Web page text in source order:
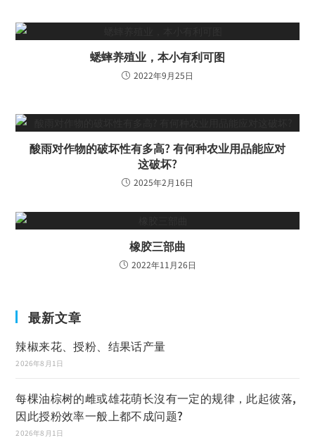
蟋蟀养殖业，本小有利可图
2022年9月25日
酸雨对作物的破坏性有多高? 有何种农业用品能应对
这破坏?
2025年2月16日
橡胶三部曲
2022年11月26日
最新文章
辣椒来花、授粉、结果话产量
2026年8月1日
每棵油棕树的雌或雄花萌长沒有一定的规律，此起彼落,
因此授粉效率一般上都不成问题?
2026年8月1日